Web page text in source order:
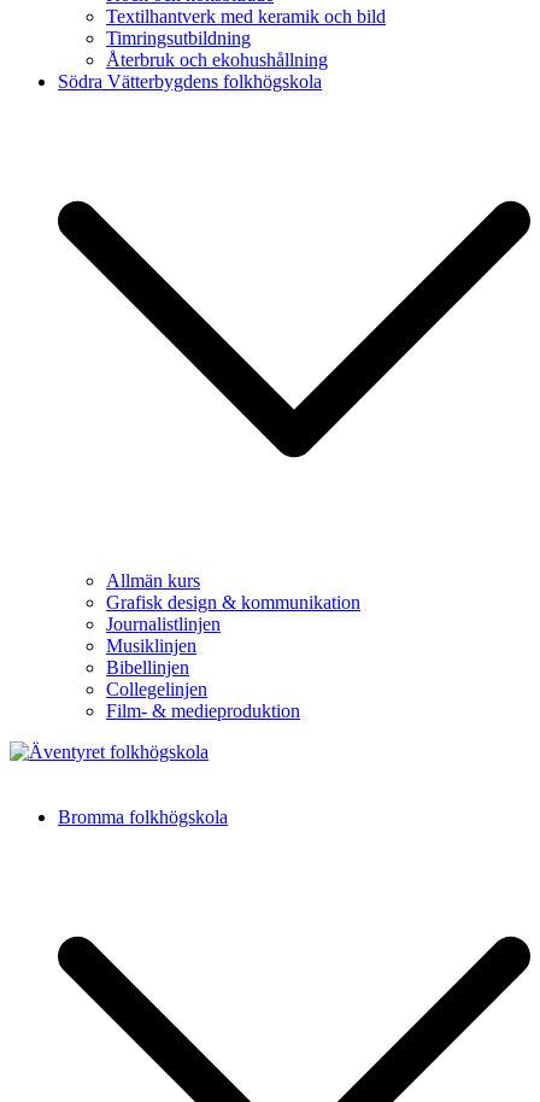
Textilhantverk med keramik och bild
Timringsutbildning
Återbruk och ekohushållning
Södra Vätterbygdens folkhögskola
Allmän kurs
Grafisk design & kommunikation
Journalistlinjen
Musiklinjen
Bibellinjen
Collegelinjen
Film- & medieproduktion
Bromma folkhögskola